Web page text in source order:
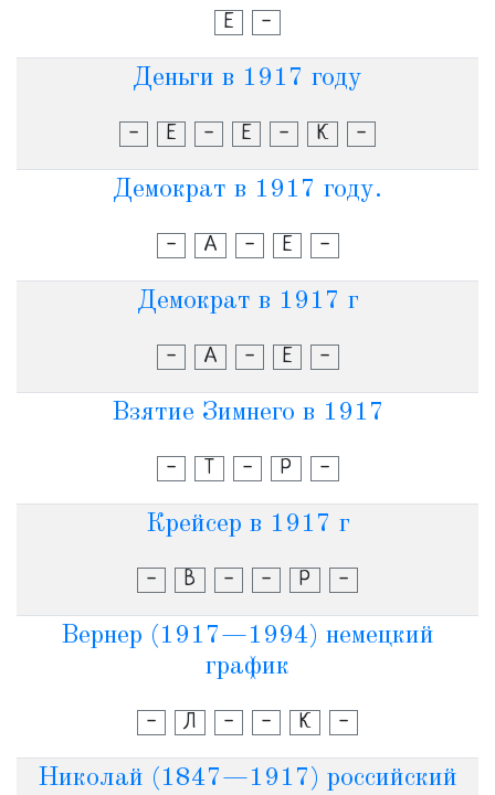
Е -
Деньги в 1917 году
- Е - Е - К -
Демократ в 1917 году.
- А - Е -
Демократ в 1917 г
- А - Е -
Взятие Зимнего в 1917
- Т - Р -
Крейсер в 1917 г
- В - - Р -
Вернер (1917—1994) немецкий
график
- Л - - К -
Николай (1847—1917) российский